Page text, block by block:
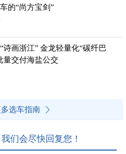
的“尚方宝剑”
诗画浙江” 金龙轻量化“碳纤巴
量交付海盐公交
选车指南
们会尽快回复您！